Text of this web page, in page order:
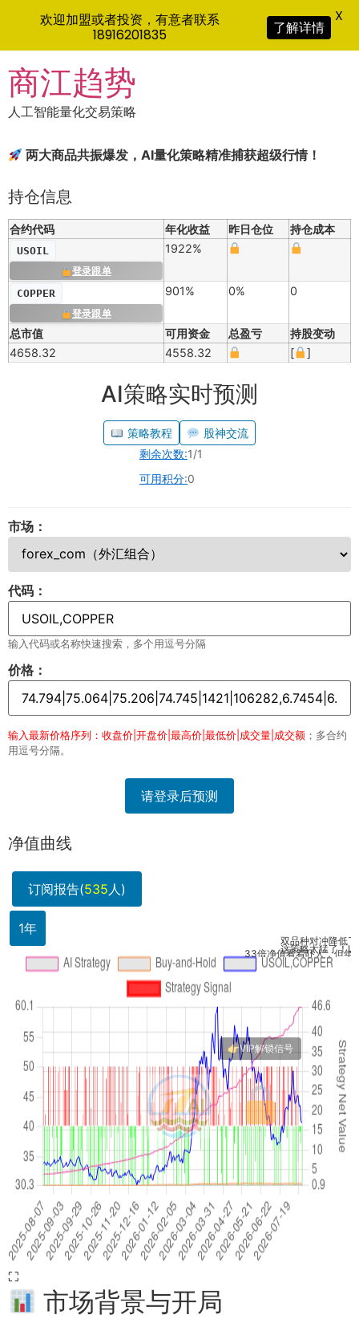
to
content
商江趋势
人工智能量化交易策略
两大商品共振爆发，AI量化策略精准捕获超级行情！
持仓信息
合约代码 年化收益 昨日仓位 持仓成本
USOIL
登录跟单
1922%
COPPER
登录跟单
901% 0% 0
总市值 可用资金 总盈亏
持股变动
4658.32
4558.32 [ ]
AI策略实时预测
策略教程
股神交流
剩余次数:1/1
可用积分:0
市场：
代码：
输入代码或名称快速搜索，多个用逗号分隔
价格：
输入最新价格序列：收盘价|开盘价|最高价|最低价|成交量|成交额 ；多合约
用逗号分隔。
请登录后预测
净值曲线
订阅报告(535人)
1年
⛶
33倍净值看着吓人，但年化
这策略太猛了！
双品种对冲降低了部
市场背景与开局
欢迎加盟或者投资，有意者联系
18916201835
了解详情
X